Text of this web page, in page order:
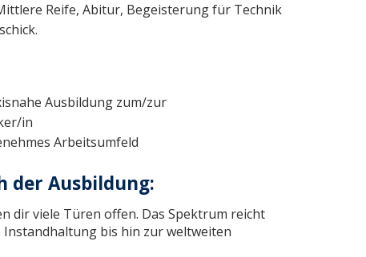
Reife, Abitur, Begeisterung für Technik
Ausbildung zum/zur
in
Arbeitsumfeld
der Ausbildung:
dir viele Türen offen. Das Spektrum reicht
bis hin zur weltweiten